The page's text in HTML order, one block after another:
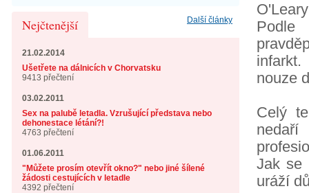
Další články
Nejčtenější
21.02.2014
Ušetřete na dálnicích v Chorvatsku
9413 přečtení
03.02.2011
Sex na palubě letadla. Vzrušující představa nebo
dehonestace létání?!
4763 přečtení
01.06.2011
"Můžete prosím otevřít okno?" nebo jiné šílené
žádosti cestujících v letadle
4392 přečtení
Podle
nouze
Celý
Jak se
uráží